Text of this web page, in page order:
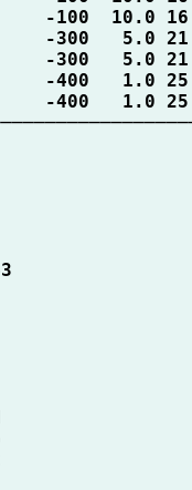
-100  10.0
-300   5.0
-300   5.0
-400   1.0
-400   1.0
6
2  2